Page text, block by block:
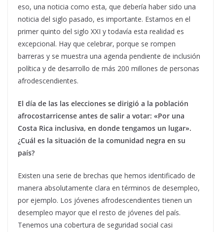
eso, una noticia como esta, que debería haber sido una
noticia del siglo pasado, es importante. Estamos en el
primer quinto del siglo XXI y todavía esta realidad es
excepcional. Hay que celebrar, porque se rompen
barreras y se muestra una agenda pendiente de inclusión
política y de desarrollo de más 200 millones de personas
afrodescendientes.
El día de las las elecciones se dirigió a la población
afrocostarricense antes de salir a votar: «Por una
Costa Rica inclusiva, en donde tengamos un lugar».
¿Cuál es la situación de la comunidad negra en su
país?
Existen una serie de brechas que hemos identificado de
manera absolutamente clara en términos de desempleo,
por ejemplo. Los jóvenes afrodescendientes tienen un
desempleo mayor que el resto de jóvenes del país.
Tenemos una cobertura de seguridad social casi